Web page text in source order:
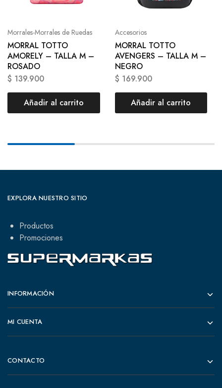
Morrales-Morrales de Ruedas
MORRAL TOTTO
AMORELY – TALLA M –
ROSADO
$ 139.900
Añadir al carrito
Accesorios
MORRAL TOTTO
AVENGERS – TALLA M –
NEGRO
$ 169.900
Añadir al carrito
EXPLORA NUESTRO SITIO
Productos
Promociones
INFORMACIÓN
MI CUENTA
CONTACTO